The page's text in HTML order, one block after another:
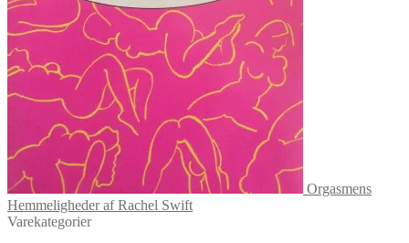
Orgasmens
Hemmeligheder af Rachel Swift
Varekategorier